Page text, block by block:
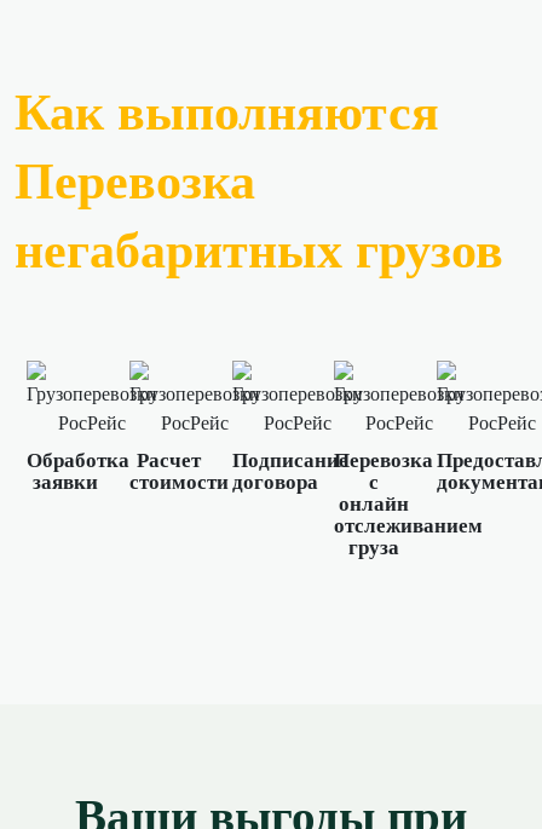
Как выполняются
Перевозка
негабаритных грузов
Обработка
заявки
Расчет
стоимости
Подписание
договора
Перевозка
с
онлайн
отслеживанием
груза
Ваши выгоды при